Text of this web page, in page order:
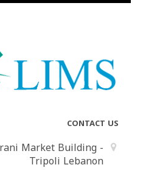
CONTACT US
Market Building -
Tripoli Lebanon